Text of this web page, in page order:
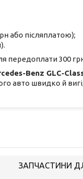
або післяплатою);
передоплати 300
Benz GLC-
авто швидко й
ЗАПЧАСТИНИ